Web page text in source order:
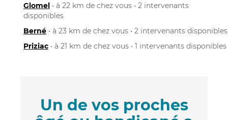
Glomel • à 22 km de chez vous • 2 intervenants
disponibles
Berné • à 23 km de chez vous • 2 intervenants disponibles
Priziac • à 21 km de chez vous • 1 intervenants disponibles
Un de vos proches